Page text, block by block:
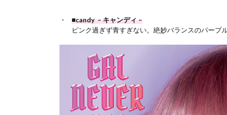
■candy – キャンディ –
ピンク過ぎず青すぎない。絶妙バランスのパープ